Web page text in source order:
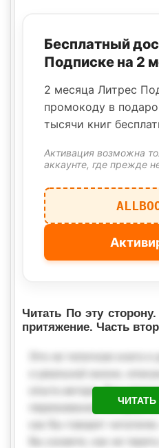
Бесплатный
Подписке на 2
2 месяца Литрес
промокоду в
тысячи книг
Активация возможна
аккаунте, где прежде
Читать По эту
притяжение. Часть
ЧИТАТЬ